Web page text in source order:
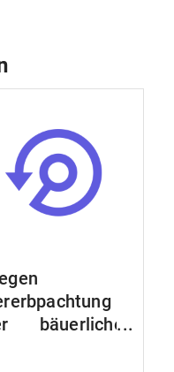
bäuerlichen
und